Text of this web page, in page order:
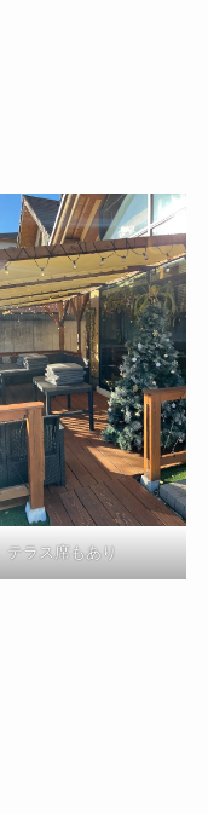
テラス席もあり